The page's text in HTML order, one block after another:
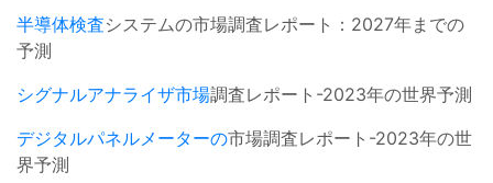
半導体検査システムの市場調査レポート：2027年までの
予測
シグナルアナライザ市場調査レポート-2023年の世界予測
デジタルパネルメーターの市場調査レポート-2023年の世
界予測